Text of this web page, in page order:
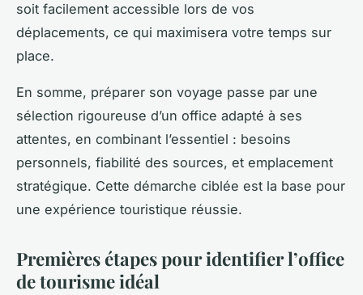
soit facilement accessible lors de vos
déplacements, ce qui maximisera votre temps sur
place.
En somme, préparer son voyage passe par une
sélection rigoureuse d’un office adapté à ses
attentes, en combinant l’essentiel : besoins
personnels, fiabilité des sources, et emplacement
stratégique. Cette démarche ciblée est la base pour
une expérience touristique réussie.
Premières étapes pour identifier l’office
de tourisme idéal